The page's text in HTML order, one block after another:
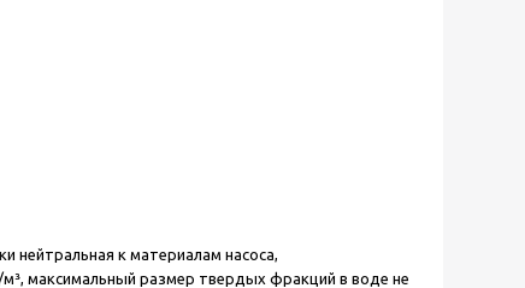
нейтральная к материалам насоса,
максимальный размер твердых фракций в воде не